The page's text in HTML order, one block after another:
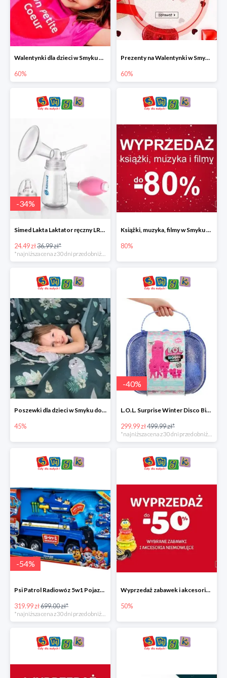
Walentynki dla dzieci w Smyku do -60%
60%
Prezenty na Walentynki w Smyku do -60%
60%
-34%
Simed Lakta Laktator ręczny LR-8 -34%
24.49 zł36.99 zł*
*najniższa cena z 30 dni przed obniżką
Książki, muzyka, filmy w Smyku do -80%
80%
Poszewki dla dzieci w Smyku do -45%
45%
-40%
L.O.L. Surprise Winter Disco Bigger Surprise Zestaw laleczek w walizce -40%
299.99 zł499.99 zł*
-54%
Psi Patrol Radiowóz 5w1 Pojazd ratunkowy z figurką Chase'a
319.99 zł699.00 zł*
Wyprzedaż zabawek i akcesoriów niemowlęcych w Smyku do -50%
50%